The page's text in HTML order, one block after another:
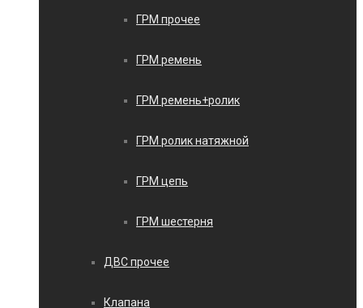
ГРМ прочее
ГРМ ремень
ГРМ ремень+ролик
ГРМ ролик натяжной
ГРМ цепь
ГРМ шестерня
ДВС прочее
Клапана